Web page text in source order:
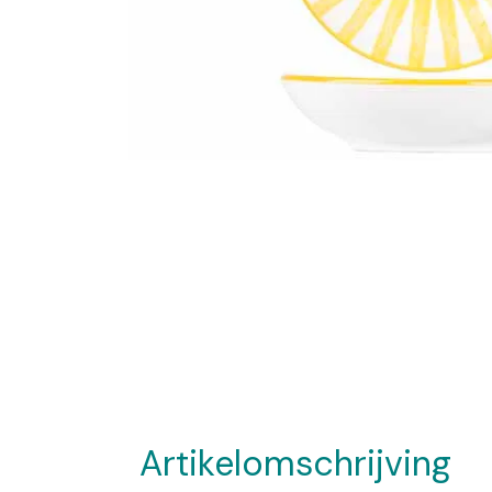
Artikelomschrijving